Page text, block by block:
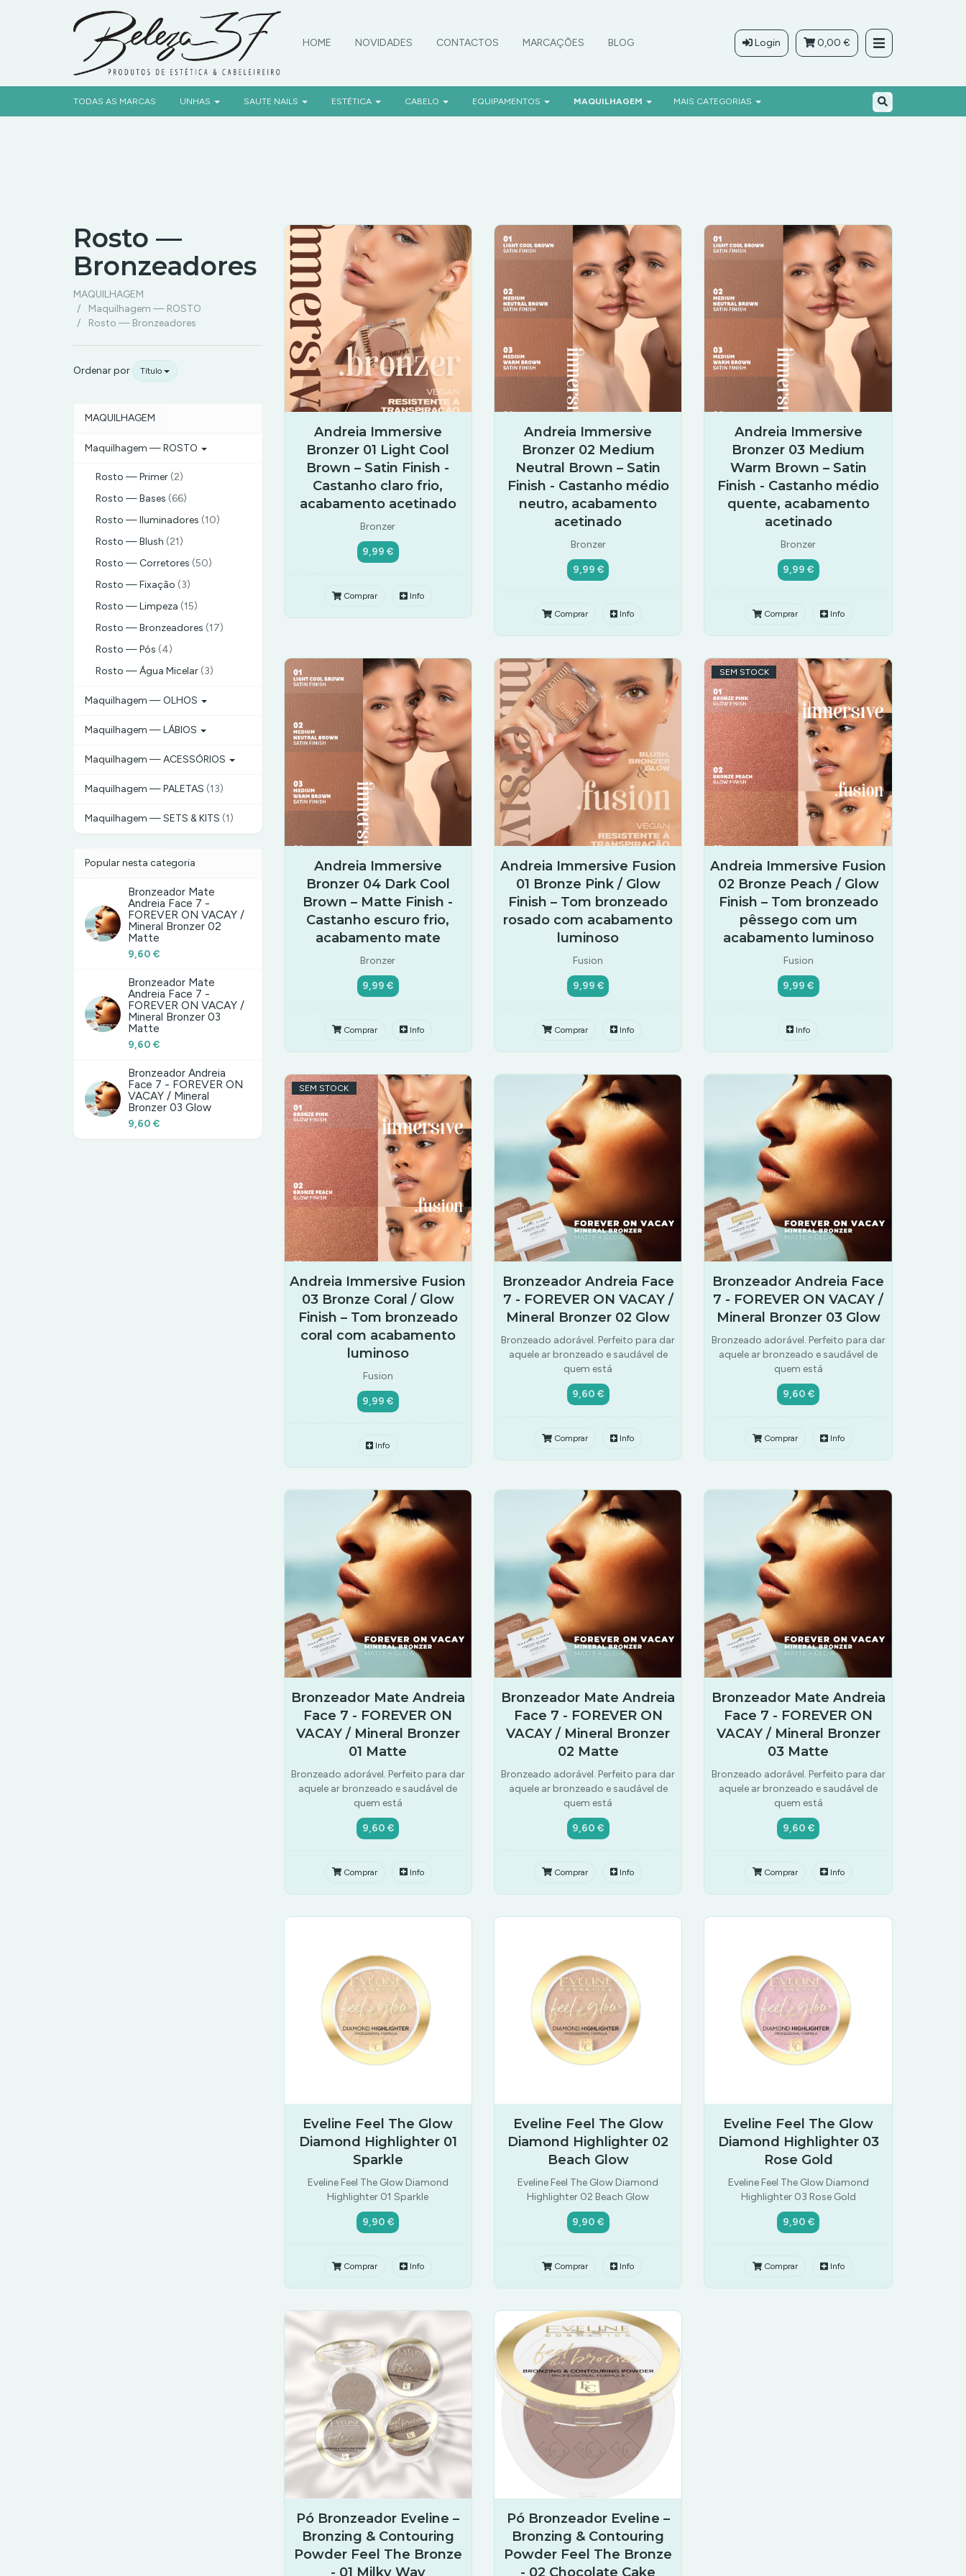
HOME NOVIDADES CONTACTOS MARCAÇÕES BLOG Login 0,00 €
TODAS AS MARCAS UNHAS SAUTE NAILS ESTÉTICA CABELO EQUIPAMENTOS MAQUILHAGEM MAIS CATEGORIAS
Rosto —
Bronzeadores
Rosto
—
Bronzeadores
MAQUILHAGEM
Maquilhagem — ROSTO
Rosto — Bronzeadores
Ordenar por Título
MAQUILHAGEM
Maquilhagem — ROSTO
Rosto — Primer (2)
Rosto — Bases (66)
Rosto — Iluminadores (10)
Rosto — Blush (21)
Rosto — Corretores (50)
Rosto — Fixação (3)
Rosto — Limpeza (15)
Rosto — Bronzeadores (17)
Rosto — Pós (4)
Rosto — Água Micelar (3)
Maquilhagem — OLHOS
Maquilhagem — LÁBIOS
Maquilhagem — ACESSÓRIOS
Maquilhagem — PALETAS (13)
Maquilhagem — SETS & KITS (1)
Popular nesta categoria
Bronzeador Mate
Andreia Face 7 -
FOREVER ON VACAY /
Mineral Bronzer 02
Matte
9,60 €
Bronzeador Mate
Andreia Face 7 -
FOREVER ON VACAY /
Mineral Bronzer 03
Matte
9,60 €
Bronzeador Andreia
Face 7 - FOREVER ON
VACAY / Mineral
Bronzer 03 Glow
9,60 €
Andreia Immersive
Bronzer 01 Light Cool
Brown – Satin Finish -
Castanho claro frio,
acabamento acetinado
Bronzer
9,99 €
Comprar Info
Andreia Immersive
Bronzer 02 Medium
Neutral Brown – Satin
Finish - Castanho médio
neutro, acabamento
acetinado
Bronzer
9,99 €
Comprar Info
Andreia Immersive
Bronzer 03 Medium
Warm Brown – Satin
Finish - Castanho médio
quente, acabamento
acetinado
Bronzer
9,99 €
Comprar Info
Andreia Immersive
Bronzer 04 Dark Cool
Brown – Matte Finish -
Castanho escuro frio,
acabamento mate
Bronzer
9,99 €
Comprar Info
Andreia Immersive Fusion
01 Bronze Pink / Glow
Finish – Tom bronzeado
rosado com acabamento
luminoso
Fusion
9,99 €
Comprar Info
SEM STOCK
Andreia Immersive Fusion
02 Bronze Peach / Glow
Finish – Tom bronzeado
pêssego com um
acabamento luminoso
Fusion
9,99 €
Info
SEM STOCK
Andreia Immersive Fusion
03 Bronze Coral / Glow
Finish – Tom bronzeado
coral com acabamento
luminoso
Fusion
9,99 €
Info
Bronzeador Andreia Face
7 - FOREVER ON VACAY /
Mineral Bronzer 02 Glow
Bronzeado adorável. Perfeito para dar
aquele ar bronzeado e saudável de
quem está
9,60 €
Comprar Info
Bronzeador Andreia Face
7 - FOREVER ON VACAY /
Mineral Bronzer 03 Glow
Bronzeado adorável. Perfeito para dar
aquele ar bronzeado e saudável de
quem está
9,60 €
Comprar Info
Bronzeador Mate Andreia
Face 7 - FOREVER ON
VACAY / Mineral Bronzer
01 Matte
Bronzeado adorável. Perfeito para dar
aquele ar bronzeado e saudável de
quem está
9,60 €
Comprar Info
Bronzeador Mate Andreia
Face 7 - FOREVER ON
VACAY / Mineral Bronzer
02 Matte
Bronzeado adorável. Perfeito para dar
aquele ar bronzeado e saudável de
quem está
9,60 €
Comprar Info
Bronzeador Mate Andreia
Face 7 - FOREVER ON
VACAY / Mineral Bronzer
03 Matte
Bronzeado adorável. Perfeito para dar
aquele ar bronzeado e saudável de
quem está
9,60 €
Comprar Info
Eveline Feel The Glow
Diamond Highlighter 01
Sparkle
Eveline Feel The Glow Diamond
Highlighter 01 Sparkle
9,90 €
Comprar Info
Eveline Feel The Glow
Diamond Highlighter 02
Beach Glow
Eveline Feel The Glow Diamond
Highlighter 02 Beach Glow
9,90 €
Comprar Info
Eveline Feel The Glow
Diamond Highlighter 03
Rose Gold
Eveline Feel The Glow Diamond
Highlighter 03 Rose Gold
9,90 €
Comprar Info
Pó Bronzeador Eveline –
Bronzing & Contouring
Powder Feel The Bronze
- 01 Milky Way
Pó Bronzeador Eveline –
Bronzing & Contouring
Powder Feel The Bronze
- 02 Chocolate Cake